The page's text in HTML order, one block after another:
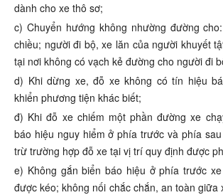
dành cho xe thô sơ;
c) Chuyển hướng không nhường đường
chiều; người đi bộ, xe lăn của người khuyết
tại nơi không có vạch kẻ đường cho người đi
d) Khi dừng xe, đỗ xe không có tín hiệu
khiển phương tiện khác biết;
đ) Khi đỗ xe chiếm một phần đường xe
báo hiệu nguy hiểm ở phía trước và phía
trừ trường hợp đỗ xe tại vị trí quy định được
e) Không gắn biển báo hiệu ở phía trước
được kéo; không nối chắc chắn, an toàn giữa